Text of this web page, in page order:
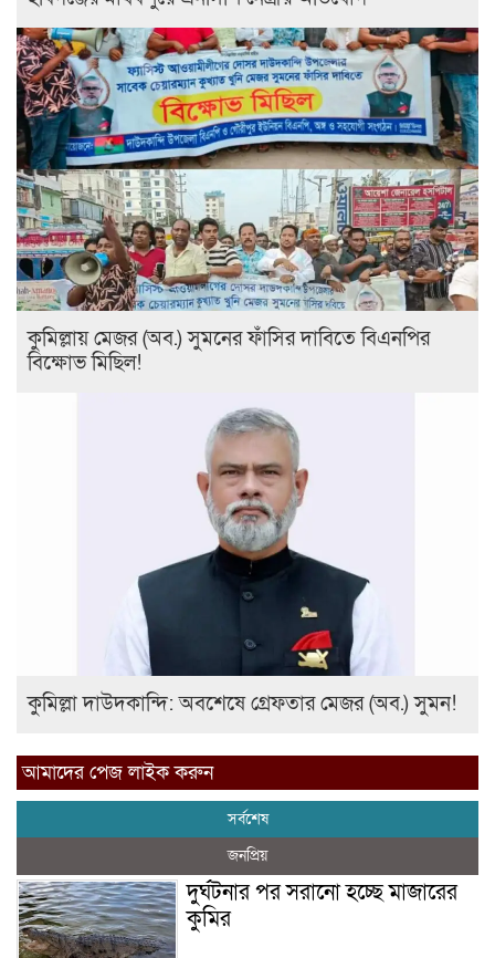
কুমিল্লায় মেজর (অব.) সুমনের ফাঁসির দাবিতে বিএনপির
বিক্ষোভ মিছিল!
কুমিল্লা দাউদকান্দি: অবশেষে গ্রেফতার মেজর (অব.) সুমন!
আমাদের পেজ লাইক করুন
সর্বশেষ
জনপ্রিয়
দুর্ঘটনার পর সরানো হচ্ছে মাজারের
কুমির